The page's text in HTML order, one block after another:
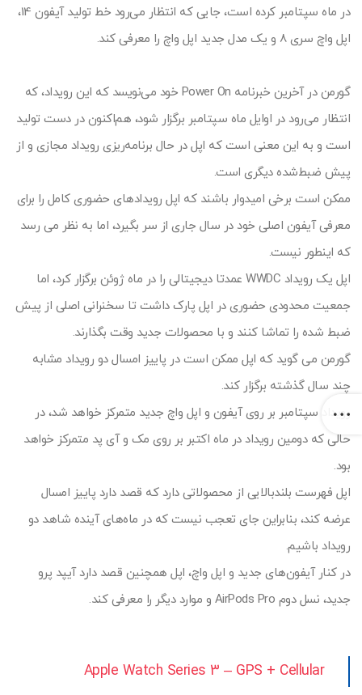
در ماه سپتامبر کرده است، جایی که انتظار می‌رود خط تولید آیفون 14،
اپل واچ سری 8 و یک مدل جدید اپل واچ را معرفی کند.
گورمن در آخرین خبرنامه Power On خود می‌نویسد که این رویداد، که
انتظار می‌رود در اوایل ماه سپتامبر برگزار شود، هم‌اکنون در دست تولید
است و به این معنی است که اپل در حال برنامه‌ریزی رویداد مجازی و از
پیش ضبط‌شده دیگری است.
ممکن است برخی امیدوار باشند که اپل رویدادهای حضوری کامل را برای
معرفی آیفون اصلی خود در سال جاری از سر بگیرد، اما به نظر می رسد
که اینطور نیست.
اپل یک رویداد WWDC عمدتا دیجیتالی را در ماه ژوئن برگزار کرد، اما
جمعیت محدودی حضوری در اپل پارک داشت تا سخنرانی اصلی از پیش
ضبط شده را تماشا کنند و با محصولات جدید وقت بگذارند.
گورمن می گوید که اپل ممکن است در پاییز امسال دو رویداد مشابه
چند سال گذشته برگزار کند.
رویداد سپتامبر بر روی آیفون و اپل واچ جدید متمرکز خواهد شد، در
حالی که دومین رویداد در ماه اکتبر بر روی مک و آی پد متمرکز خواهد
بود.
اپل فهرست بلندبالایی از محصولاتی دارد که قصد دارد پاییز امسال
عرضه کند، بنابراین جای تعجب نیست که در ماه‌های آینده شاهد دو
رویداد باشیم.
در کنار آیفون‌های جدید و اپل واچ، اپل همچنین قصد دارد آیپد پرو
جدید، نسل دوم AirPods Pro و موارد دیگر را معرفی کند.
Apple Watch Series 3 – GPS + Cellular